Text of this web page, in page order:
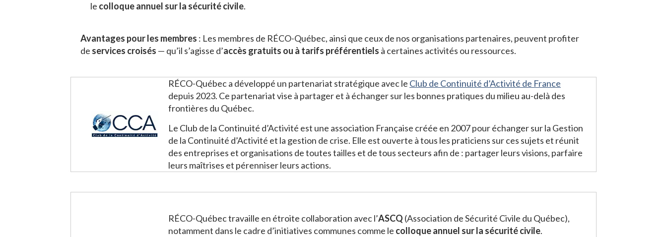
le colloque annuel sur la sécurité civile.
Avantages pour les membres : Les membres de RÉCO-Québec, ainsi que ceux de nos organisations partenaires, peuvent profiter
de services croisés — qu’il s’agisse d’accès gratuits ou à tarifs préférentiels à certaines activités ou ressources.
RÉCO-Québec a développé un partenariat stratégique avec le Club de Continuité d’Activité de France
depuis 2023. Ce partenariat vise à partager et à échanger sur les bonnes pratiques du milieu au-delà des
frontières du Québec.
Le Club de la Continuité d’Activité est une association Française créée en 2007 pour échanger sur la Gestion
de la Continuité d’Activité et la gestion de crise. Elle est ouverte à tous les praticiens sur ces sujets et réunit
des entreprises et organisations de toutes tailles et de tous secteurs afin de : partager leurs visions, parfaire
leurs maîtrises et pérenniser leurs actions.
RÉCO-Québec travaille en étroite collaboration avec l’ASCQ (Association de Sécurité Civile du Québec),
notamment dans le cadre d’initiatives communes comme le colloque annuel sur la sécurité civile.